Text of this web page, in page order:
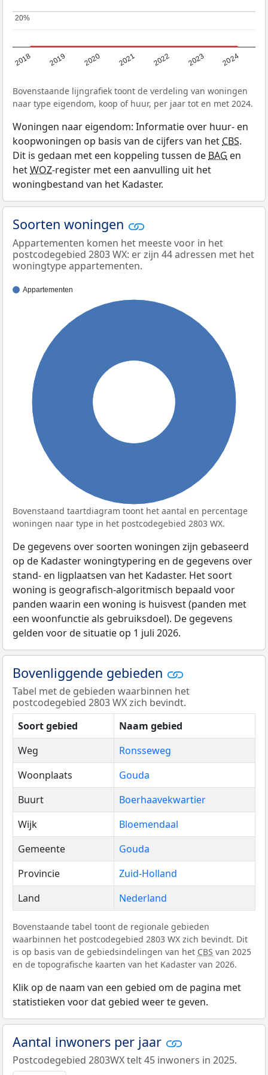
2018 2019 2020 2021 2022 2023 2024
20%
20%
Bovenstaande lijngrafiek toont de verdeling van woningen
naar type eigendom, koop of huur, per jaar tot en met 2024.
Woningen naar eigendom: Informatie over huur- en
koopwoningen op basis van de cijfers van hetCBS.
Dit is gedaan met een koppeling tussen deBAG en
hetWOZ-register met een aanvulling uit het
woningbestand van het Kadaster.
Soorten woningen
Appartementen komen het meeste voor in het
postcodegebied 2803 WX: er zijn 44 adressen met het
woningtype appartementen.
Appartementen
Bovenstaand taartdiagram toont het aantal en percentage
woningen naar type in het postcodegebied 2803 WX.
De gegevens over soorten woningen zijn gebaseerd
op de Kadaster woningtypering en de gegevens over
stand- en ligplaatsen van het Kadaster. Het soort
woning is geografisch-algoritmisch bepaald voor
panden waarin een woning is huisvest (panden met
een woonfunctie als gebruiksdoel). De gegevens
gelden voor de situatie op 1 juli 2026.
Bovenliggende gebieden
Tabel met de gebieden waarbinnen het
postcodegebied 2803 WX zich bevindt.
Soort gebied
Naam gebied
Weg
Ronsseweg
Woonplaats
Gouda
Buurt
Boerhaavekwartier
Wijk
Bloemendaal
Gemeente
Gouda
Provincie
Zuid-Holland
Land
Nederland
Bovenstaande tabel toont de regionale gebieden
waarbinnen het postcodegebied 2803 WX zich bevindt. Dit
is op basis van de gebiedsindelingen van het CBS van 2025
en de topografische kaarten van het Kadaster van 2026.
Klik op de naam van een gebied om de pagina met
statistieken voor dat gebied weer te geven.
Aantal inwoners per jaar
Postcodegebied 2803WX telt 45 inwoners in 2025.